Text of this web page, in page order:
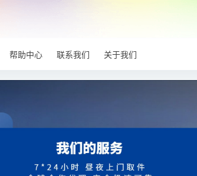
帮助中心 联系我们 关于我们